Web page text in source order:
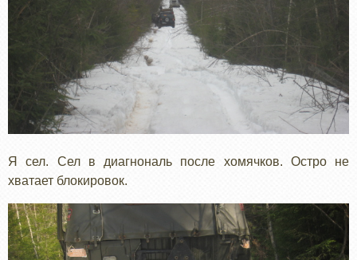
Я сел. Сел в диагнональ после хомячков. Остро не
хватает блокировок.